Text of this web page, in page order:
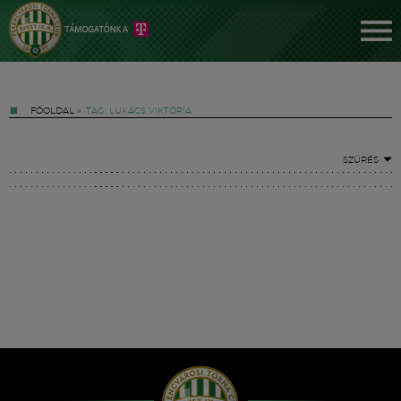
FŐOLDAL » TAG: LUKÁCS VIKTÓRIA
SZŰRÉS
Hírek